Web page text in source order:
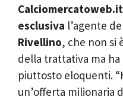
Calciomercatoweb.it
esclusiva l’agente
Rivellino, che non si
della trattativa ma
piuttosto eloquenti.
un’offerta milionaria